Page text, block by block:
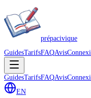
prépacivique
GuidesTarifsFAQAvis
GuidesTarifsFAQAvis
EN